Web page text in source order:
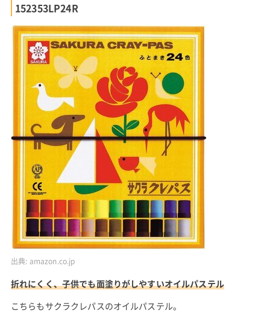
152353LP24R
出典: amazon.co.jp
折れにくく、子供でも面塗りがしやすいオイルパステル
こちらもサクラクレパスのオイルパステル。